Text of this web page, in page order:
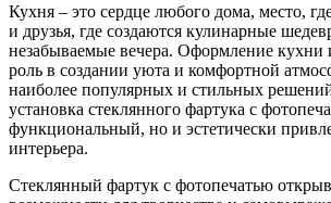
Кухня – это сердце любого дома, место,
и друзья, где создаются кулинарные
незабываемые вечера. Оформление кухни
роль в создании уюта и комфортной
наиболее популярных и стильных
установка стеклянного фартука с
функциональный, но и эстетически
интерьера.
Стеклянный фартук с фотопечатью